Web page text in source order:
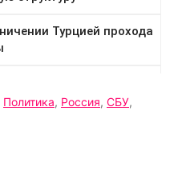
Политика, Россия, СБУ,